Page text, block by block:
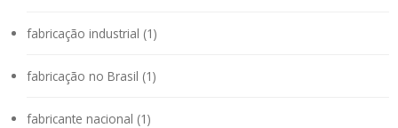
fabricação industrial (1)
fabricação no Brasil (1)
fabricante nacional (1)